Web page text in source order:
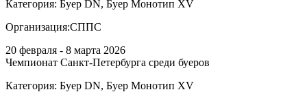
Категория: Буер DN, Буер Монотип XV
Организация:СППС
20 февраля - 8 марта 2026
Чемпионат Санкт-Петербурга среди буеров
Категория: Буер DN, Буер Монотип XV